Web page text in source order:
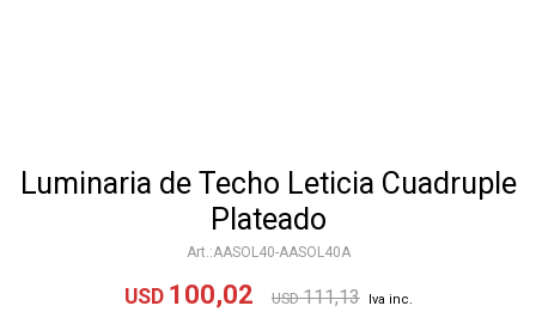
Luminaria de Techo Leticia Cuadruple
Plateado
AASOL40-AASOL40A
USD 100,02 USD 111,13